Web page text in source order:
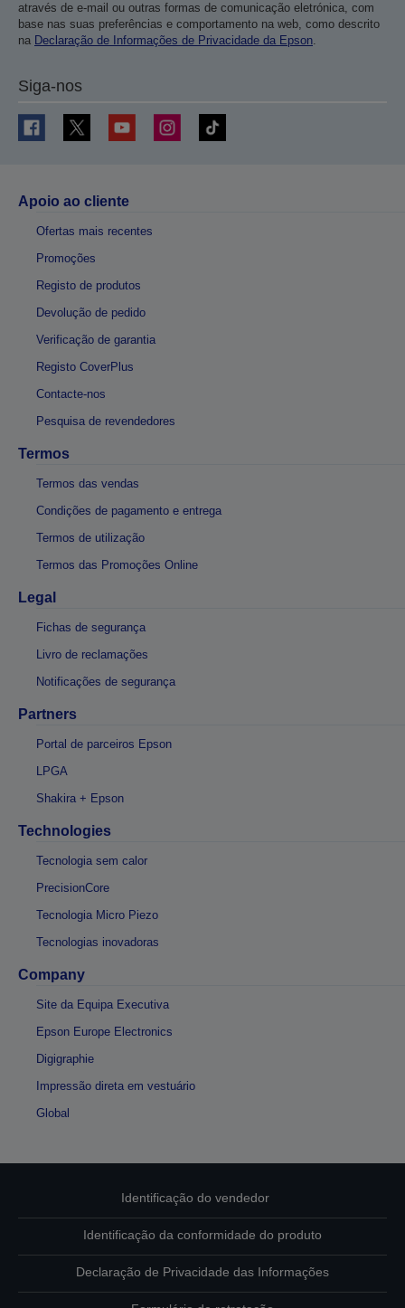
através de e-mail ou outras formas de comunicação eletrónica, com
base nas suas preferências e comportamento na web, como descrito
na Declaração de Informações de Privacidade da Epson.
Siga-nos
Apoio ao cliente
Ofertas mais recentes
Promoções
Registo de produtos
Devolução de pedido
Verificação de garantia
Registo CoverPlus
Contacte-nos
Pesquisa de revendedores
Termos
Termos das vendas
Condições de pagamento e entrega
Termos de utilização
Termos das Promoções Online
Legal
Fichas de segurança
Livro de reclamações
Notificações de segurança
Partners
Portal de parceiros Epson
LPGA
Shakira + Epson
Technologies
Tecnologia sem calor
PrecisionCore
Tecnologia Micro Piezo
Tecnologias inovadoras
Company
Site da Equipa Executiva
Epson Europe Electronics
Digigraphie
Impressão direta em vestuário
Global
Identificação do vendedor
Identificação da conformidade do produto
Declaração de Privacidade das Informações